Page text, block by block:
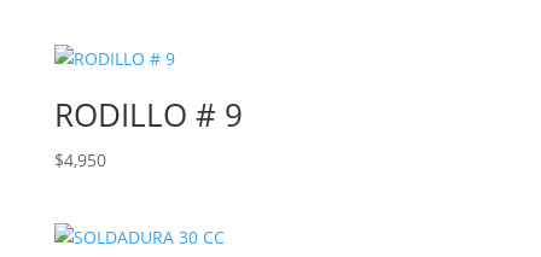
RODILLO # 9
$4,950